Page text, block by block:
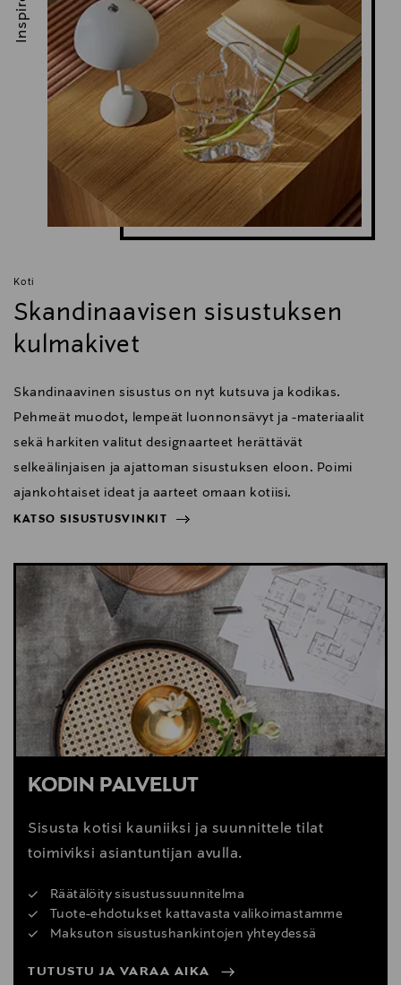
Koti
Skandinaavisen sisustuksen
kulmakivet
Skandinaavinen sisustus on nyt kutsuva ja kodikas.
Pehmeät muodot, lempeät luonnonsävyt ja -materiaalit
sekä harkiten valitut designaarteet herättävät
selkeälinjaisen ja ajattoman sisustuksen eloon. Poimi
ajankohtaiset ideat ja aarteet omaan kotiisi.
KATSO SISUSTUSVINKIT
KATSO SISUSTUSVINKIT
KODIN PALVELUT
Sisusta kotisi kauniiksi ja suunnittele tilat
toimiviksi asiantuntijan avulla.
Räätälöity sisustussuunnitelma
Tuote-ehdotukset kattavasta valikoimastamme
Maksuton sisustushankintojen yhteydessä
TUTUSTU JA VARAA AIKA